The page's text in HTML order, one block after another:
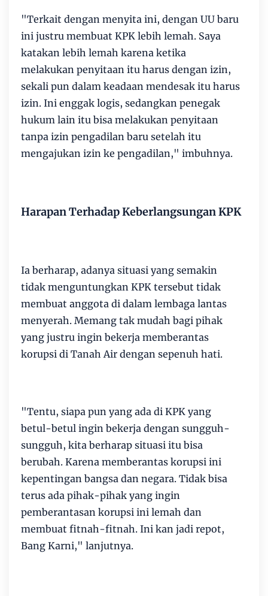
"Terkait dengan menyita ini, dengan UU baru
ini justru membuat KPK lebih lemah. Saya
katakan lebih lemah karena ketika
melakukan penyitaan itu harus dengan izin,
sekali pun dalam keadaan mendesak itu harus
izin. Ini enggak logis, sedangkan penegak
hukum lain itu bisa melakukan penyitaan
tanpa izin pengadilan baru setelah itu
mengajukan izin ke pengadilan," imbuhnya.
Harapan Terhadap Keberlangsungan KPK
Ia berharap, adanya situasi yang semakin
tidak menguntungkan KPK tersebut tidak
membuat anggota di dalam lembaga lantas
menyerah. Memang tak mudah bagi pihak
yang justru ingin bekerja memberantas
korupsi di Tanah Air dengan sepenuh hati.
"Tentu, siapa pun yang ada di KPK yang
betul-betul ingin bekerja dengan sungguh-
sungguh, kita berharap situasi itu bisa
berubah. Karena memberantas korupsi ini
kepentingan bangsa dan negara. Tidak bisa
terus ada pihak-pihak yang ingin
pemberantasan korupsi ini lemah dan
membuat fitnah-fitnah. Ini kan jadi repot,
Bang Karni," lanjutnya.